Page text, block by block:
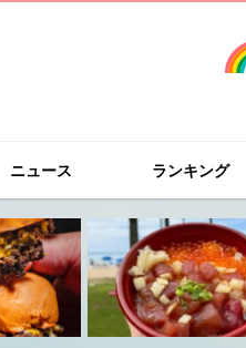
ニュース ランキング